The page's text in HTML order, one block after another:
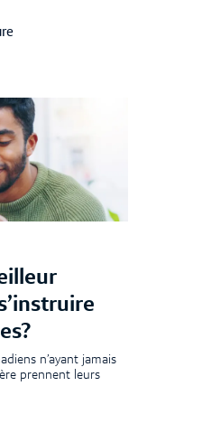
n’ayant jamais
prennent leurs